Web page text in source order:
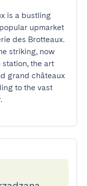
is a bustling
upmarket
des Brotteaux.
striking, now
the art
grand châteaux
to the vast